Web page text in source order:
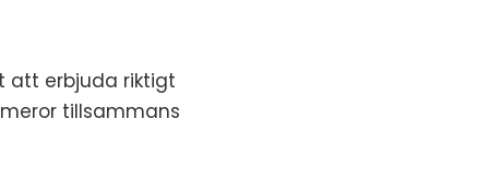
att erbjuda riktigt
tillsammans